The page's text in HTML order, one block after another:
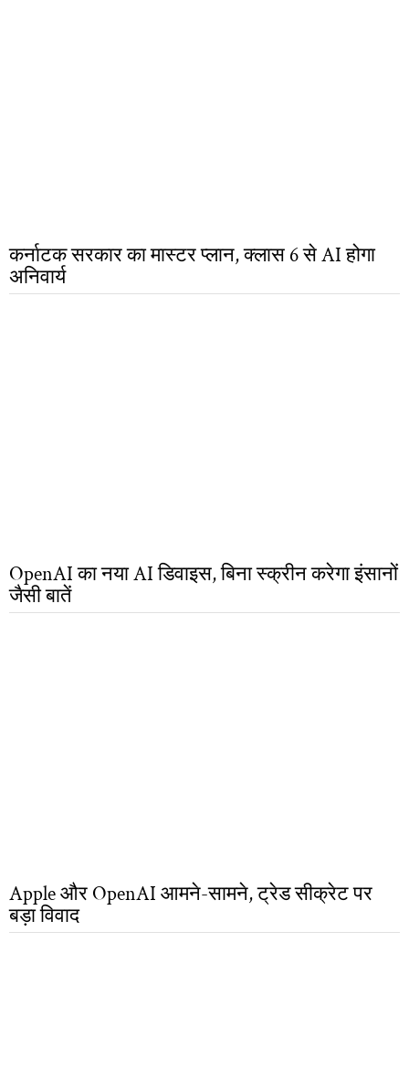
कर्नाटक सरकार का मास्टर प्लान, क्लास 6 से AI होगा
अनिवार्य
OpenAI का नया AI डिवाइस, बिना स्क्रीन करेगा इंसानों
जैसी बातें
Apple और OpenAI आमने-सामने, ट्रेड सीक्रेट पर
बड़ा विवाद